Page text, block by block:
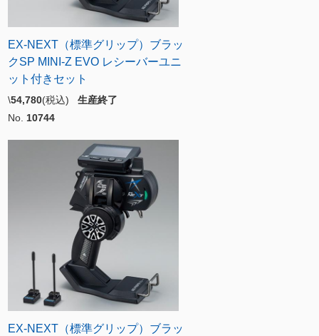
EX-NEXT（標準グリップ）ブラッ
クSP MINI-Z EVO レシーバーユニ
ット付きセット
\54,780(税込) 生産終了
No. 10744
EX-NEXT（標準グリップ）ブラッ